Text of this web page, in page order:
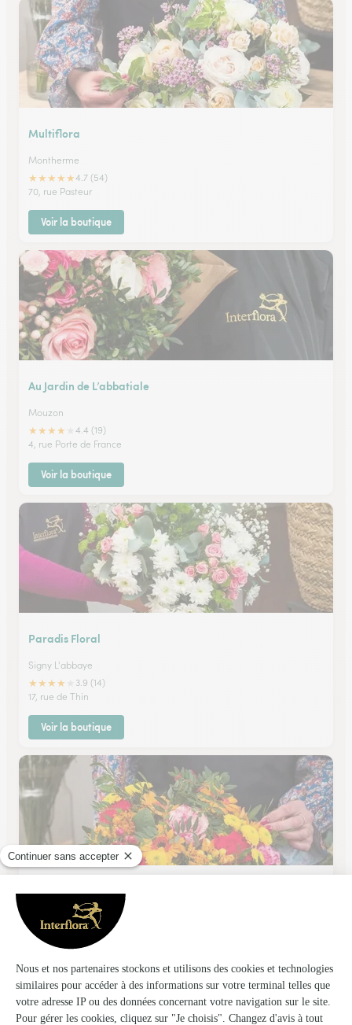
Multiflora
Montherme
★★★★★4.7 (54)
70, rue Pasteur
Voir la boutique
Au Jardin de L’abbatiale
Mouzon
★★★★
4.4 (19)
4, rue Porte de France
Voir la boutique
Paradis Floral
Signy L'abbaye
★★★★
3.9 (14)
17, rue de Thin
Voir la boutique
Au Lys Royal
Revin
★★
5-7, avenue Danton
Voir la boutique